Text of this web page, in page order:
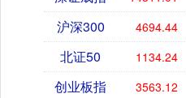
沪深300 4694.44
北证50 1134.24
创业板指 3563.12